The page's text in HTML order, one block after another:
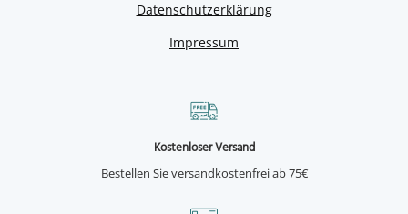
Datenschutzerklärung
Impressum
Kostenloser Versand
Bestellen Sie versandkostenfrei ab 75€